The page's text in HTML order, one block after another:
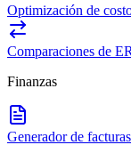
Optimización de
Comparaciones de
Finanzas
Generador de facturas